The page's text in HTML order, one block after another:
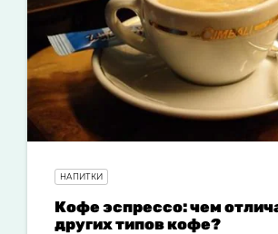
НАПИТКИ
Кофе эспрессо: чем
других типов кофе?